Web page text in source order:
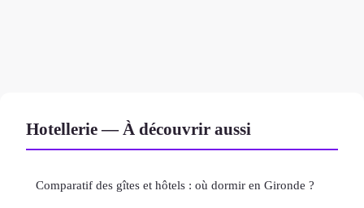
Hotellerie — À découvrir aussi
Comparatif des gîtes et hôtels : où dormir en Gironde ?